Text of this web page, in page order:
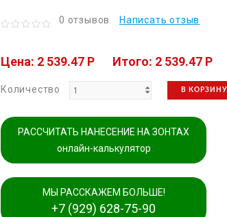
0 отзывов Написать отзыв
Цена: 2 539.47 P Итого: 2 539.47 P
Количество В КОРЗИНУ
РАССЧИТАТЬ НАНЕСЕНИЕ НА ЗОНТАХ
онлайн-калькулятор
МЫ РАССКАЖЕМ БОЛЬШЕ!
+7 (929) 628-75-90